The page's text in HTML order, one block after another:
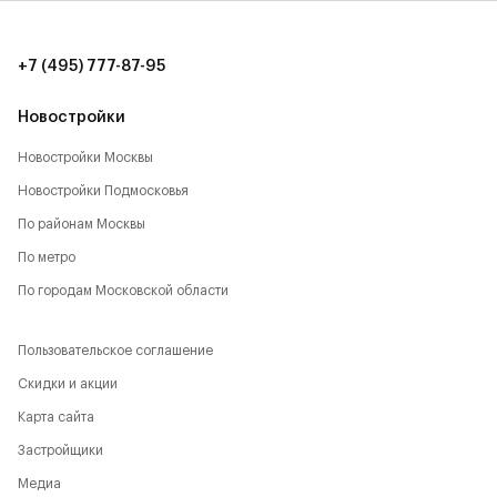
- Леоновская роща,
- Лосиный остров,
- Парк Сокольники,
- РАН,
- Парк Останкино,
Новостройки
Новостройки Москвы
Новостройки Подмосковья
По районам Москвы
По метро
По городам Московской области
+7 (495) 777-87-95
Пользовательское соглашение
Скидки и акции
Карта сайта
Застройщики
Медиа